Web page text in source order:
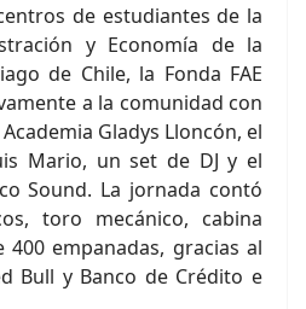
de estudiantes de la
y Economía de la
de Chile, la Fonda FAE
a la comunidad con
Gladys Lloncón, el
Mario, un set de DJ y el
Sound. La jornada contó
toro mecánico, cabina
empanadas, gracias al
Bull y Banco de Crédito e